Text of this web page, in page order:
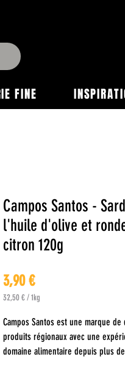
FINE
Campos Santos -
l'huile d'olive et
citron 120g
3,90 €Prix
32,50 €/1kg
pour
1
Kilogramme
Campos Santos est une marque
produits régionaux avec une
domaine alimentaire depuis plus